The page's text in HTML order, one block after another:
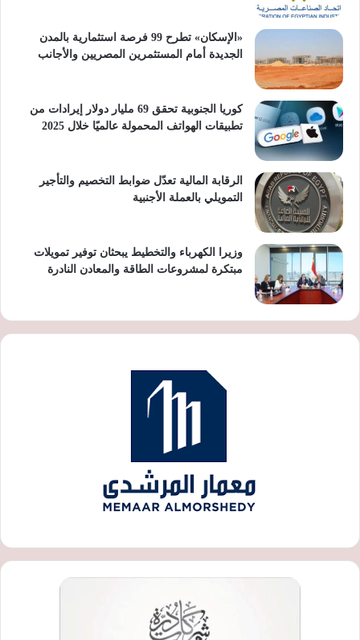
«الإسكان» تطرح 99 فرصة استثمارية بالمدن
الجديدة أمام المستثمرين المصريين والأجانب
كوريا الجنوبية تحقق 69 مليار دولار إيرادات من
تطبيقات الهواتف المحمولة عالميًا خلال 2025
الرقابة المالية تعدّل ضوابط التخصيم والتأجير
التمويلي بالعملة الأجنبية
وزيرا الكهرباء والتخطيط يبحثان توفير تمويلات
مبتكرة لمشروعات الطاقة والمعادن النادرة